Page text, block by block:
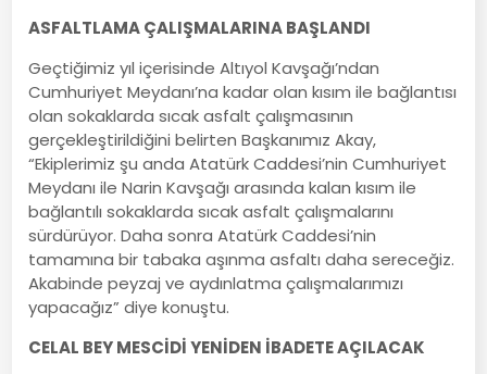
ASFALTLAMA ÇALIŞMALARINA BAŞLANDI
Geçtiğimiz yıl içerisinde Altıyol Kavşağı’ndan
Cumhuriyet Meydanı’na kadar olan kısım ile bağlantısı
olan sokaklarda sıcak asfalt çalışmasının
gerçekleştirildiğini belirten Başkanımız Akay,
“Ekiplerimiz şu anda Atatürk Caddesi’nin Cumhuriyet
Meydanı ile Narin Kavşağı arasında kalan kısım ile
bağlantılı sokaklarda sıcak asfalt çalışmalarını
sürdürüyor. Daha sonra Atatürk Caddesi’nin
tamamına bir tabaka aşınma asfaltı daha sereceğiz.
Akabinde peyzaj ve aydınlatma çalışmalarımızı
yapacağız” diye konuştu.
CELAL BEY MESCİDİ YENİDEN İBADETE AÇILACAK